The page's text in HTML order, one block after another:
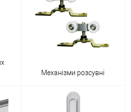
Механізми розсувні